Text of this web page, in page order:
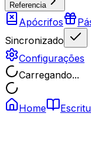
Referencia
Apócrifos
Sincronizado
Configurações
Carregando...
Home